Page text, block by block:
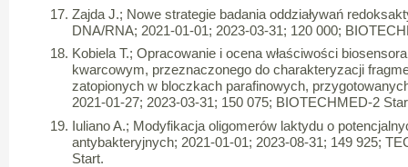
Zajda J.; Nowe strategie badania oddziaływań
DNA/RNA; 2021-01-01; 2023-03-31; 120 000;
Kobiela T.; Opracowanie i ocena właściwości
kwarcowym, przeznaczonego do charakteryzacji
zatopionych w bloczkach parafinowych,
2021-01-27; 2023-03-31; 150 075; BIOTECHMED-2
Iuliano A.; Modyfikacja oligomerów laktydu o
antybakteryjnych; 2021-01-01; 2023-08-31; 149 925;
Start.